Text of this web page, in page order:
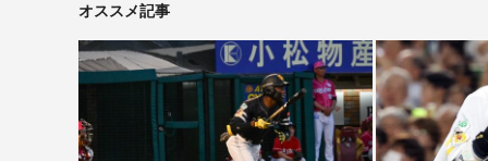
オススメ記事